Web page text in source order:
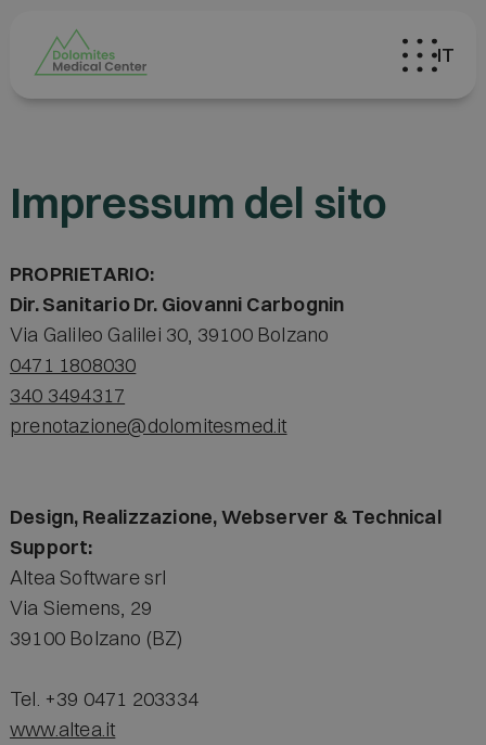
IT
Impressum del sito
PROPRIETARIO:
Dir. Sanitario Dr. Giovanni Carbognin
Via Galileo Galilei 30, 39100 Bolzano
0471 1808030
340 3494317
prenotazione@dolomitesmed.it
Design, Realizzazione, Webserver & Technical
Support:
Altea Software srl
Via Siemens, 29
39100 Bolzano (BZ)
Tel. +39 0471 203334
www.altea.it